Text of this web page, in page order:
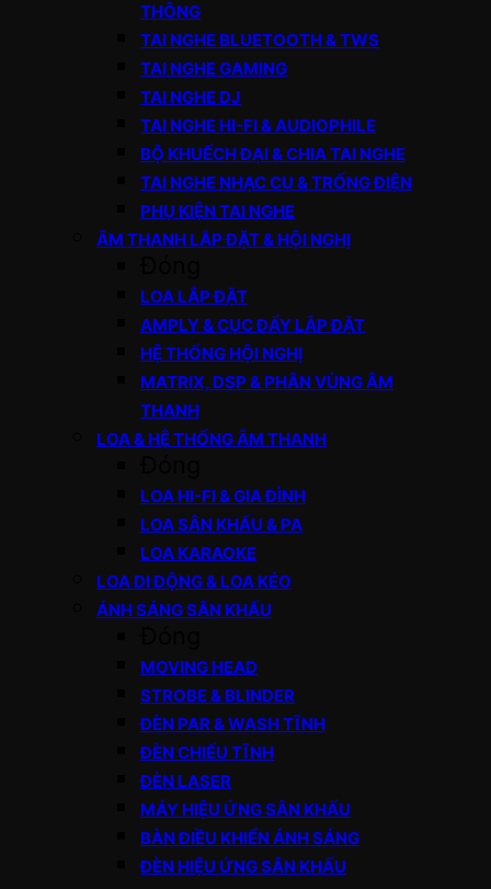
THÔNG
TAI NGHE BLUETOOTH & TWS
TAI NGHE GAMING
TAI NGHE DJ
TAI NGHE HI-FI & AUDIOPHILE
BỘ KHUẾCH ĐẠI & CHIA TAI NGHE
TAI NGHE NHẠC CỤ & TRỐNG ĐIỆN
PHỤ KIỆN TAI NGHE
ÂM THANH LẮP ĐẶT & HỘI NGHỊ
LOA LẮP ĐẶT
AMPLY & CỤC ĐẨY LẮP ĐẶT
HỆ THỐNG HỘI NGHỊ
MATRIX, DSP & PHÂN VÙNG ÂM
THANH
LOA & HỆ THỐNG ÂM THANH
LOA HI-FI & GIA ĐÌNH
LOA SÂN KHẤU & PA
LOA KARAOKE
LOA DI ĐỘNG & LOA KÉO
ÁNH SÁNG SÂN KHẤU
MOVING HEAD
STROBE & BLINDER
ĐÈN PAR & WASH TĨNH
ĐÈN CHIẾU TĨNH
ĐÈN LASER
MÁY HIỆU ỨNG SÂN KHẤU
BÀN ĐIỀU KHIỂN ÁNH SÁNG
ĐÈN HIỆU ỨNG SÂN KHẤU